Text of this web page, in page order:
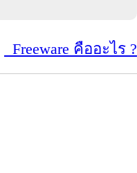
Freeware คืออะไร ?